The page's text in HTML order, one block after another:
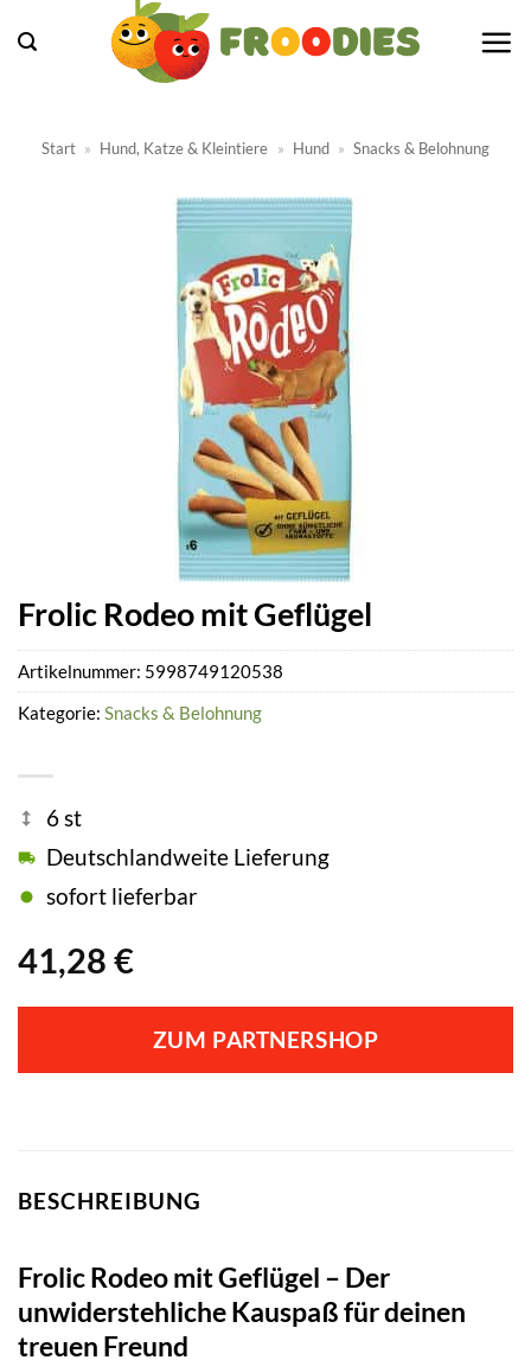
Inhalt
Start » Hund, Katze & Kleintiere » Hund » Snacks & Belohnung
Frolic Rodeo mit Geflügel
41,28 €
6 st
Deutschlandweite Lieferung
sofort lieferbar
ZUM PARTNERSHOP
Artikelnummer: 5998749120538
Kategorie: Snacks & Belohnung
BESCHREIBUNG
Frolic Rodeo mit Geflügel – Der
unwiderstehliche Kauspaß für deinen
treuen Freund